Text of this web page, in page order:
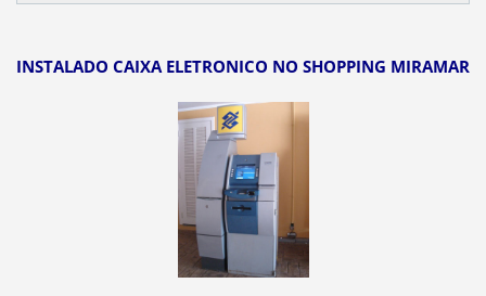
INSTALADO CAIXA ELETRONICO NO SHOPPING MIRAMAR